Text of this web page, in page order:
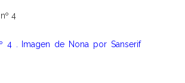
4 . Imagen de Nona por Sanserif